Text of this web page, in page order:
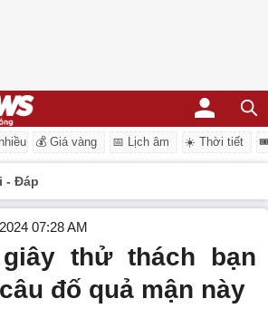
💰 Giá vàng 📅 Lịch âm ☀️ Thời tiết
- Đáp
07:28 AM
thử thách bạn
đố quả mận này